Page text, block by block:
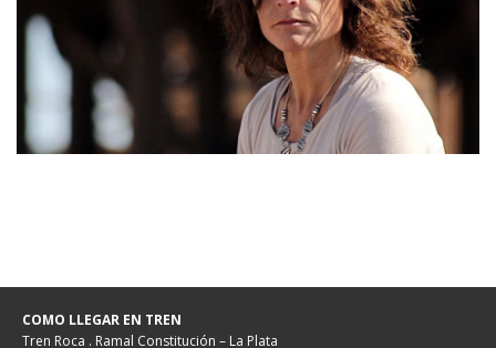
COMO LLEGAR EN TREN
Tren Roca . Ramal Constitución – La Plata